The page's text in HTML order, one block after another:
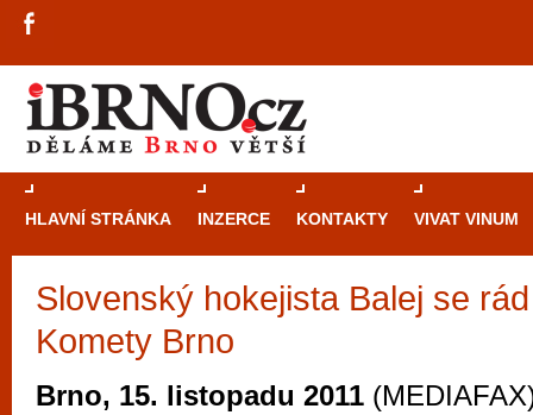
HLAVNÍ STRÁNKA INZERCE KONTAKTY VIVAT VINUM
Slovenský hokejista Balej se
Komety Brno
Brno, 15. listopadu 2011
Průvodce